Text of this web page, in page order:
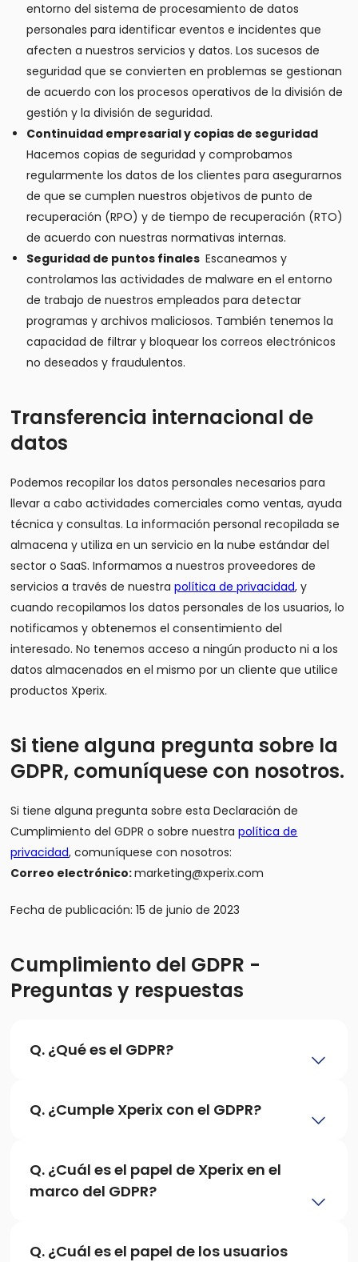
entorno del sistema de procesamiento de datos
personales para identificar eventos e incidentes que
afecten a nuestros servicios y datos. Los sucesos de
seguridad que se convierten en problemas se gestionan
de acuerdo con los procesos operativos de la división de
gestión y la división de seguridad.
Continuidad empresarial y copias de seguridad
Hacemos copias de seguridad y comprobamos
regularmente los datos de los clientes para asegurarnos
de que se cumplen nuestros objetivos de punto de
recuperación (RPO) y de tiempo de recuperación (RTO)
de acuerdo con nuestras normativas internas.
Seguridad de puntos finales Escaneamos y
controlamos las actividades de malware en el entorno
de trabajo de nuestros empleados para detectar
programas y archivos maliciosos. También tenemos la
capacidad de filtrar y bloquear los correos electrónicos
no deseados y fraudulentos.
Transferencia internacional de
datos
Podemos recopilar los datos personales necesarios para
llevar a cabo actividades comerciales como ventas, ayuda
técnica y consultas. La información personal recopilada se
almacena y utiliza en un servicio en la nube estándar del
sector o SaaS. Informamos a nuestros proveedores de
servicios a través de nuestrapolítica de privacidad, y
cuando recopilamos los datos personales de los usuarios, lo
notificamos y obtenemos el consentimiento del
interesado. No tenemos acceso a ningún producto ni a los
datos almacenados en el mismo por un cliente que utilice
productos Xperix.
Si tiene alguna pregunta sobre la
GDPR, comuníquese con nosotros.
Si tiene alguna pregunta sobre esta Declaración de
Cumplimiento del GDPR o sobre nuestrapolítica de
privacidad, comuníquese con nosotros:
Correo electrónico:marketing@xperix.com
Fecha de publicación: 15 de junio de 2023
Cumplimiento del GDPR -
Preguntas y respuestas
Q. ¿Qué es el GDPR?
Q. ¿Cumple Xperix con el GDPR?
Q. ¿Cuál es el papel de Xperix en el
marco del GDPR?
Q. ¿Cuál es el papel de los usuarios